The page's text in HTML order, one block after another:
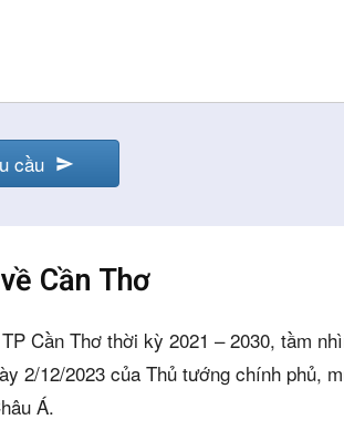
Thị trường
cầu
Cần Thơ
Cần Thơ thời kỳ 2021 – 2030, tầm
2/12/2023 của Thủ tướng chính phủ,
Á.